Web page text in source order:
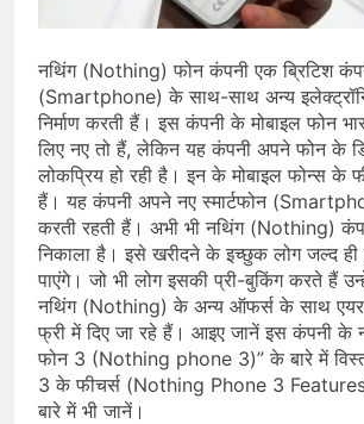
देशभर में विशेष कार्यक्रमों के
बुनकरों और पारंपरिक वस्त्रों को
प्रधानमंत्री नरेंद्र मोदी ने
अंतरराष्ट्रीय हवाई अड्डे का
आंध्र प्रदेश में ₹18,000
परियोजनाओं की शुरुआत
August 2, 2026
केंद्र सरकार ने विस्तारित
Scheme को मंजूरी दी, खेल
करने के लिए ₹36,441 करोड़
प्रावधान
August 1, 2026
नथिंग (Nothing) फोन कंपनी एक ब्रिटिश
(Smartphone) के साथ-साथ अन्य
निर्माण करती हैं। इस कंपनी के मोबाइल फोन
लिए नए तो हैं, लेकिन यह कंपनी अपने फोन के
लोकप्रिय हो रही है। इन के मोबाइल फोन्स के
हैं। यह कंपनी अपने नए स्मार्टफोन
करती रहती हैं। अभी भी नथिंग (Nothing)
निकाला है। इसे खरीदने के इच्छुक लोग जल्द
पाएंगे। जो भी लोग इसकी प्री-बुकिंग करते हैं
नथिंग (Nothing) के अन्य ऑफर्स के साथ एयर
फ्री में दिए जा रहे हैं। आइए जानें इस कंपनी के
फोन 3 (Nothing phone 3)” के बारे में
3 के फीचर्स (Nothing Phone 3
बारे में भी जानें।